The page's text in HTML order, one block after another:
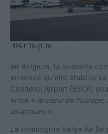
©Air Belgium
Air Belgium, la nouvelle
annoncé qu’elle établira
Charleroi Airport (BSCA)
entre « le cœur de
asiatiques ».
La compagnie belge Air